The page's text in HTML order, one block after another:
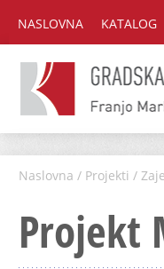
NASLOVNA KATALOG
Naslovna / Projekti /
Projekt